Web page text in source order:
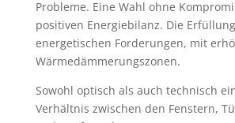
Probleme. Eine Wahl ohne
positiven Energiebilanz. Die
energetischen Forderungen, mit
Wärmedämmerungszonen.
Sowohl optisch als auch technisch
Verhältnis zwischen den Fenstern,